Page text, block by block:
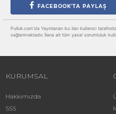
FACEBOOK'TA PAYLAŞ
Pulluk.com'da Yayınlanan bu ilan kullanıcı
sağlanmaktadır. İlana ait tüm yasal sorumluluk
KURUMSAL
Hakkımızda
SSS